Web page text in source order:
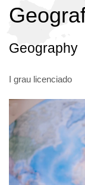
Geography
I grau licenciado